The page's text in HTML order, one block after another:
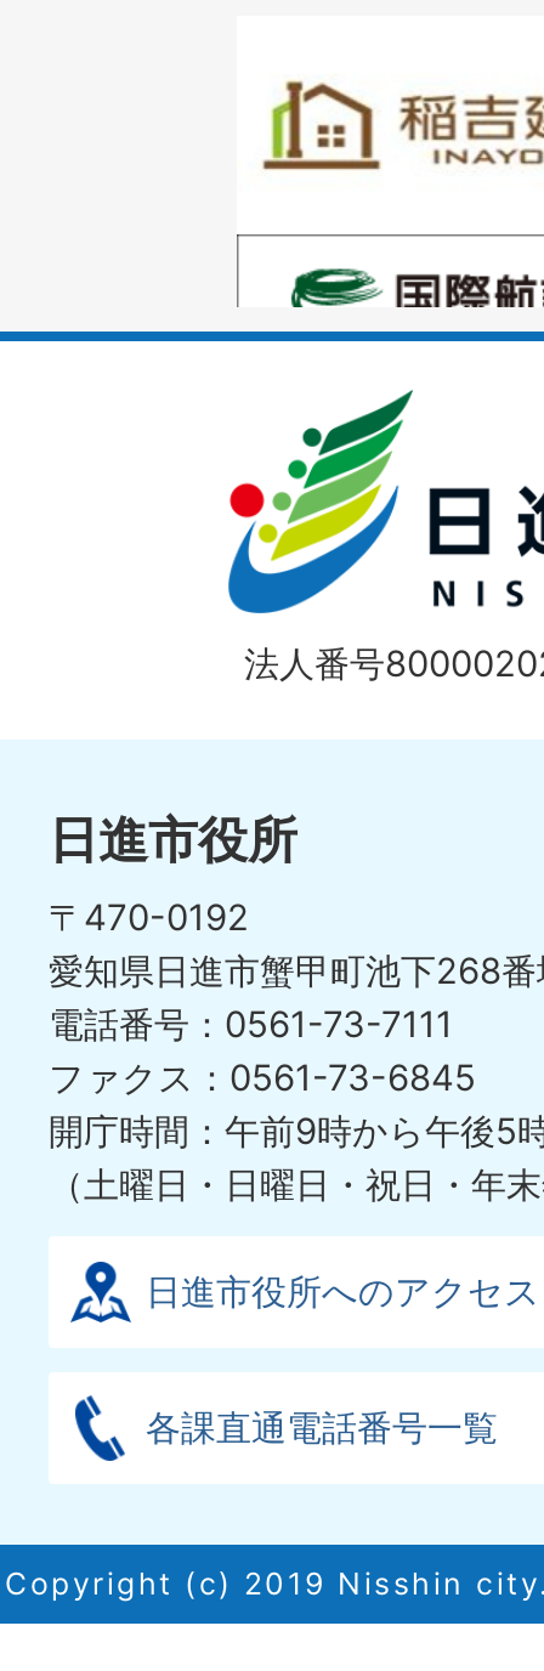
枚
目
ラ
枚
ス
ラ
イ
ド
1
枚
目
の
イ
目
の
ス
ラ
イ
ド
法人番号
日進市役所
〒470-0192
愛知県日進市蟹甲町池下268
電話番号：0561-73-7111
ファクス：0561-73-6845
開庁時間：午前9時から午後5
（土曜日・日曜日・祝日・年
日進市役所へのアクセス
各課直通電話番号一覧
Copyright (c) 2019 Nisshin